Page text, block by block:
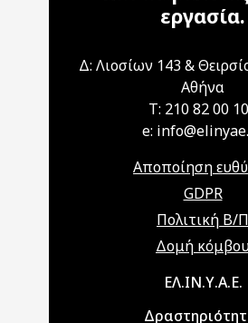
εργασία.
Δ: Λιοσίων 143 &
Αθήνα
T: 210 82 00
e:
Αποποίηση
GDPR
Πολιτική Β/Π
Δομή
Main navigationΕΛ.ΙΝ.Υ.Α.Ε.